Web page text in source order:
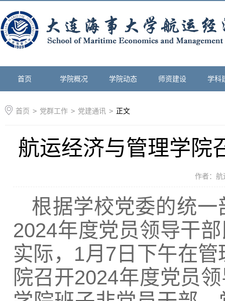
首页 学院概况 学院动态 师资建设 学科
首页 > 党群工作 > 党建通讯 > 正文
航运经济与管理学院
作者：航
根据学校党委的统
2024年度党员领导干
实际，1月7日下午在
院召开2024年度党员